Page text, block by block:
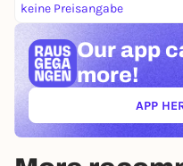
keine Preisangabe
Our app
more!
APP